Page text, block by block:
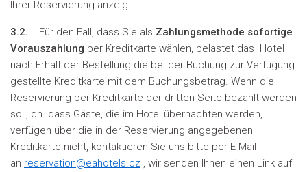
Ihrer Reservierung anzeigt.
3.2. Für den Fall, dass Sie als Zahlungsmethode sofortige
Vorauszahlung per Kreditkarte wählen, belastet das Hotel
nach Erhalt der Bestellung die bei der Buchung zur Verfügung
gestellte Kreditkarte mit dem Buchungsbetrag. Wenn die
Reservierung per Kreditkarte der dritten Seite bezahlt werden
soll, dh. dass Gäste, die im Hotel übernachten werden,
verfügen über die in der Reservierung angegebenen
Kreditkarte nicht, kontaktieren Sie uns bitte per E-Mail
an reservation@eahotels.cz , wir senden Ihnen einen Link auf